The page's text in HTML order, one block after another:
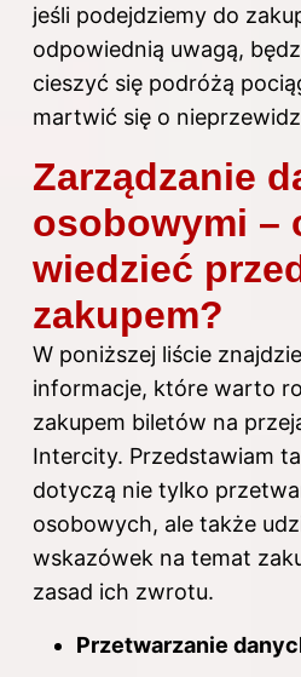
jeśli podejdziemy do
odpowiednią uwagą,
cieszyć się podróżą
martwić się o
Zarządzanie
osobowymi –
wiedzieć
zakupem?
W poniższej liście
informacje, które warto
zakupem biletów na
Intercity. Przedstawiam
dotyczą nie tylko
osobowych, ale także
wskazówek na temat
zasad ich zwrotu.
Przetwarzanie